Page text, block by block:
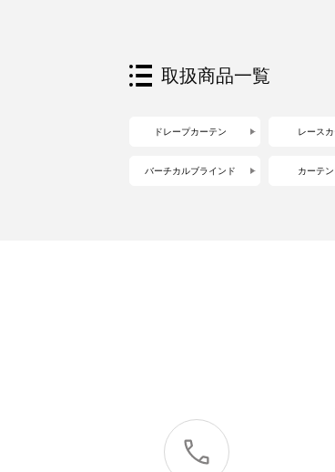
取扱商品一覧
ドレープカーテン レース
バーチカルブラインド カーテ